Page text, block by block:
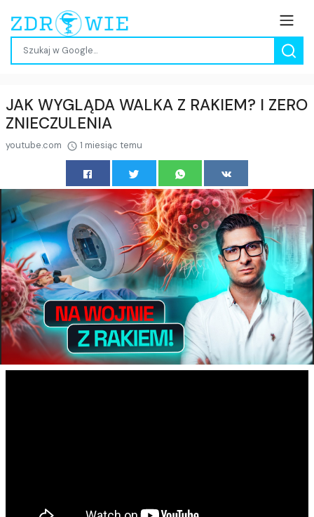
JAK WYGLĄDA WALKA Z RAKIEM? I ZERO
ZNIECZULENIA
youtube.com 1 miesiąc temu